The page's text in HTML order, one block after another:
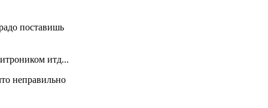
поставишь
итд...
неправильно